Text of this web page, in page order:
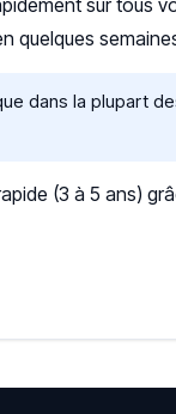
sur tous
quelques
dans la plupart
(3 à 5 ans)